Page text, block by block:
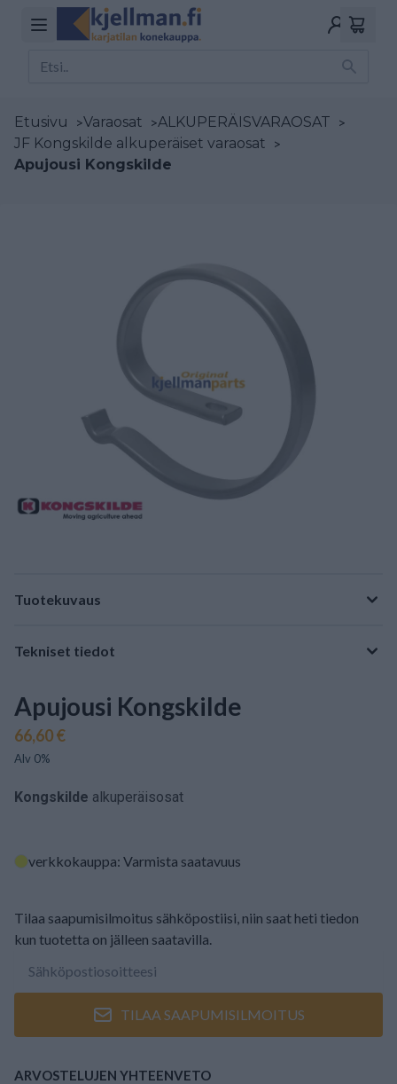
Etusivu >Varaosat >ALKUPERÄISVARAOSAT >
JF Kongskilde alkuperäiset varaosat >
Apujousi Kongskilde
Tuotekuvaus
Tekniset tiedot
Apujousi Kongskilde
66,60 €
Alv 0%
Kongskilde alkuperäisosat
verkkokauppa: Varmista saatavuus
Tilaa saapumisilmoitus sähköpostiisi, niin saat heti tiedon
kun tuotetta on jälleen saatavilla.
TILAA SAAPUMISILMOITUS
ARVOSTELUJEN YHTEENVETO